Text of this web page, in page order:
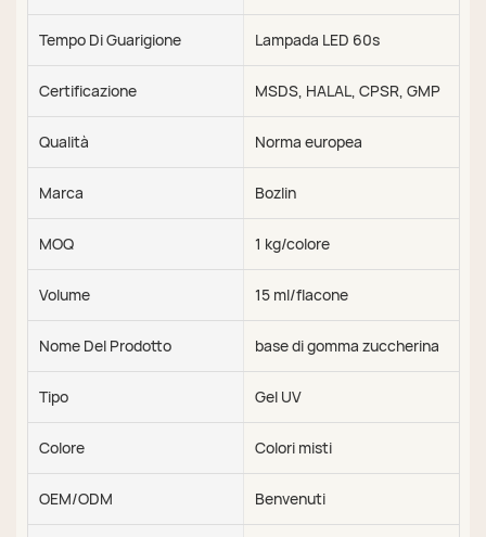
Tempo Di Guarigione Lampada LED 60s
Certificazione MSDS, HALAL, CPSR, GMP
Qualità Norma europea
Marca Bozlin
MOQ 1 kg/colore
Volume 15 ml/flacone
Nome Del Prodotto base di gomma zuccherina
Tipo Gel UV
Colore Colori misti
OEM/ODM Benvenuti